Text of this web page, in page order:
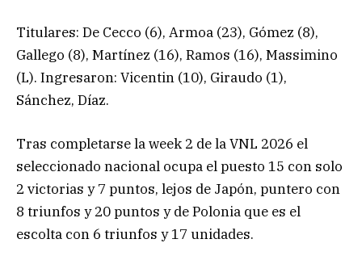
Titulares: De Cecco (6), Armoa (23), Gómez (8),
Gallego (8), Martínez (16), Ramos (16), Massimino
(L). Ingresaron: Vicentin (10), Giraudo (1),
Sánchez, Díaz.
Tras completarse la week 2 de la VNL 2026 el
seleccionado nacional ocupa el puesto 15 con solo
2 victorias y 7 puntos, lejos de Japón, puntero con
8 triunfos y 20 puntos y de Polonia que es el
escolta con 6 triunfos y 17 unidades.